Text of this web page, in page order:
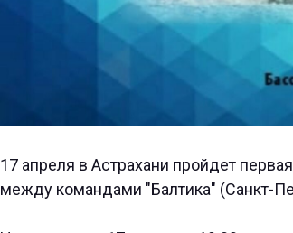
17 апреля в Астрахани пройдет
между командами "Балтика" (Санкт-